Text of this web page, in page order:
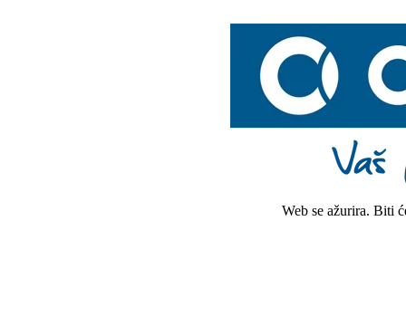
Web se ažurira. Biti